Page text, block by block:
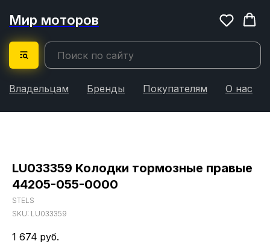
Мир моторов
Владельцам Бренды Покупателям О нас
LU033359 Колодки тормозные правые
44205-055-0000
STELS
SKU: LU033359
1 674 руб.